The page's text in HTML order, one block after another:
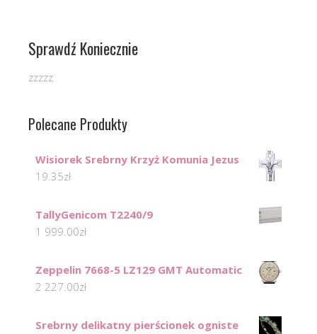
Sprawdź Koniecznie
zzzzz
Polecane Produkty
Wisiorek Srebrny Krzyż Komunia Jezus
19.35zł
TallyGenicom T2240/9
1 999.00zł
Zeppelin 7668-5 LZ129 GMT Automatic
2 227.00zł
Srebrny delikatny pierścionek ogniste